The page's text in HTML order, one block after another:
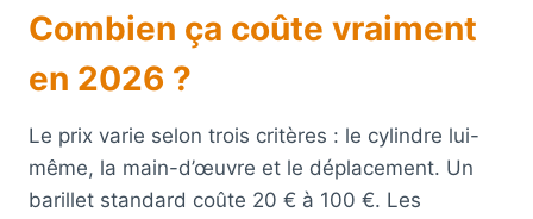
Combien ça coûte vraiment
en 2026 ?
Le prix varie selon trois critères : le cylindre lui-
même, la main-d’œuvre et le déplacement. Un
barillet standard coûte 20 € à 100 €. Les